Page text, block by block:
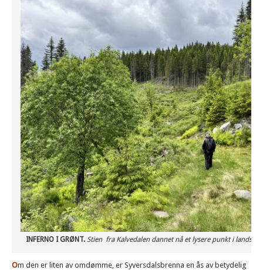
INFERNO I GRØNT. Stien fra Kalvedalen dannet nå et lysere punkt i
Om den er liten av omdømme, er Syversdalsbrenna en ås av betydelig